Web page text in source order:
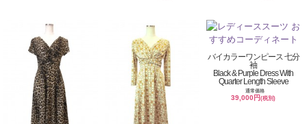
バイカラーワンピース 七分
袖
Black & Purple Dress With
Quarter Length Sleeve
通常価格
39,000円(税別)